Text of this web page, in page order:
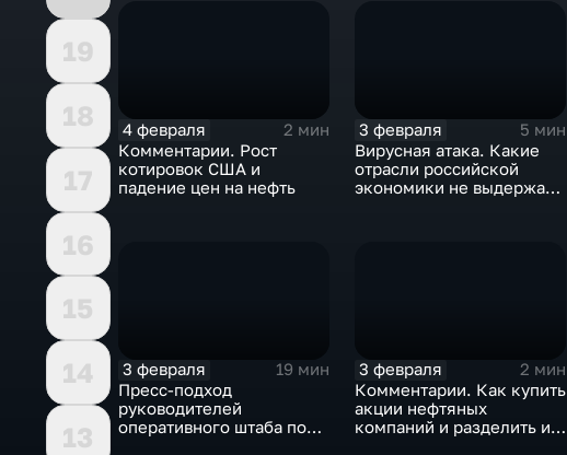
19
18
17
16
15
14
13
4 февраля
2 мин
Комментарии. Рост
котировок США и
падение цен на нефть
3 февраля
5 мин
Вирусная атака. Какие
отрасли российской
экономики не выдержат
3 февраля
19 мин
Пресс-подход
руководителей
оперативного штаба по
3 февраля
2 мин
Комментарии. Как купить
акции нефтяных
компаний и разделить их